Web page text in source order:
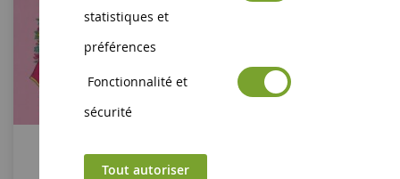
statistiques et
préférences
Fonctionnalité et
sécurité
Tout autoriser